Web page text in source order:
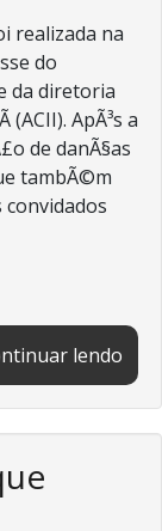
realizada na
do
da diretoria
ApÃ³s a
de danÃ§as
tambÃ©m
lendo